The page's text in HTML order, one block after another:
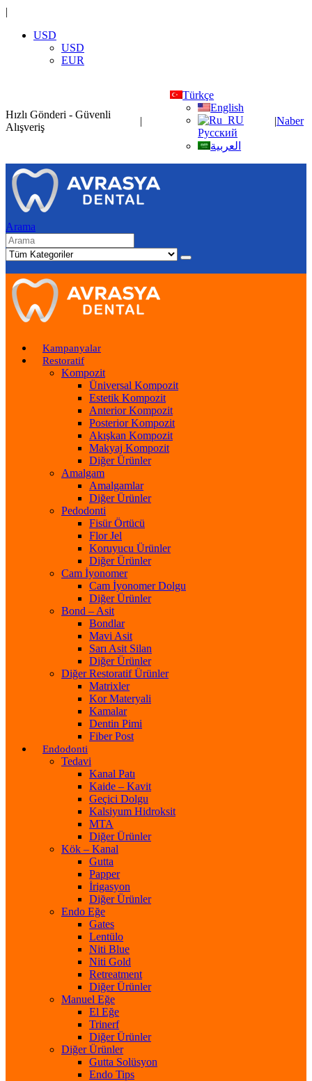
|
USD
USD
EUR
Hızlı Gönderi - Güvenli
Alışveriş
|
Türkçe
English
Русский
العربية
|Naber
Arama
Kampanyalar
Restoratif
Kompozit
Üniversal Kompozit
Estetik Kompozit
Anterior Kompozit
Posterior Kompozit
Akışkan Kompozit
Makyaj Kompozit
Diğer Ürünler
Amalgam
Amalgamlar
Diğer Ürünler
Pedodonti
Fisür Örtücü
Flor Jel
Koruyucu Ürünler
Diğer Ürünler
Cam İyonomer
Cam İyonomer Dolgu
Diğer Ürünler
Bond – Asit
Bondlar
Mavi Asit
Sarı Asit Silan
Diğer Ürünler
Diğer Restoratif Ürünler
Matrixler
Kor Materyali
Kamalar
Dentin Pimi
Fiber Post
Endodonti
Tedavi
Kanal Patı
Kaide – Kavit
Geçici Dolgu
Kalsiyum Hidroksit
MTA
Diğer Ürünler
Kök – Kanal
Gutta
Papper
İrigasyon
Diğer Ürünler
Endo Eğe
Gates
Lentülo
Niti Blue
Niti Gold
Retreatment
Diğer Ürünler
Manuel Eğe
El Eğe
Trinerf
Diğer Ürünler
Diğer Ürünler
Gutta Solüsyon
Endo Tips